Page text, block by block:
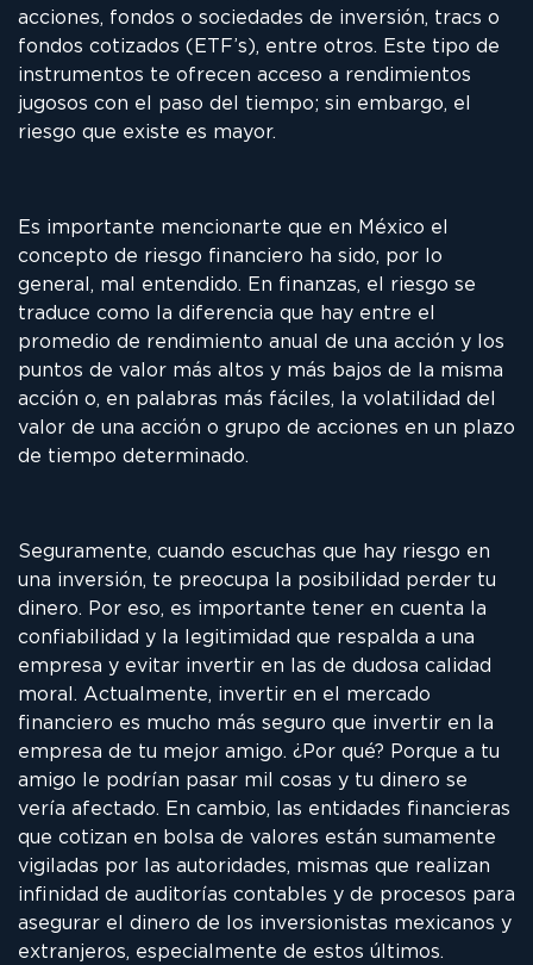
acciones, fondos o sociedades de inversión, tracs o
fondos cotizados (ETF’s), entre otros. Este tipo de
instrumentos te ofrecen acceso a rendimientos
jugosos con el paso del tiempo; sin embargo, el
riesgo que existe es mayor.
Es importante mencionarte que en México el
concepto de riesgo financiero ha sido, por lo
general, mal entendido. En finanzas, el riesgo se
traduce como la diferencia que hay entre el
promedio de rendimiento anual de una acción y los
puntos de valor más altos y más bajos de la misma
acción o, en palabras más fáciles, la volatilidad del
valor de una acción o grupo de acciones en un plazo
de tiempo determinado.
Seguramente, cuando escuchas que hay riesgo en
una inversión, te preocupa la posibilidad perder tu
dinero. Por eso, es importante tener en cuenta la
confiabilidad y la legitimidad que respalda a una
empresa y evitar invertir en las de dudosa calidad
moral. Actualmente, invertir en el mercado
financiero es mucho más seguro que invertir en la
empresa de tu mejor amigo. ¿Por qué? Porque a tu
amigo le podrían pasar mil cosas y tu dinero se
vería afectado. En cambio, las entidades financieras
que cotizan en bolsa de valores están sumamente
vigiladas por las autoridades, mismas que realizan
infinidad de auditorías contables y de procesos para
asegurar el dinero de los inversionistas mexicanos y
extranjeros, especialmente de estos últimos.